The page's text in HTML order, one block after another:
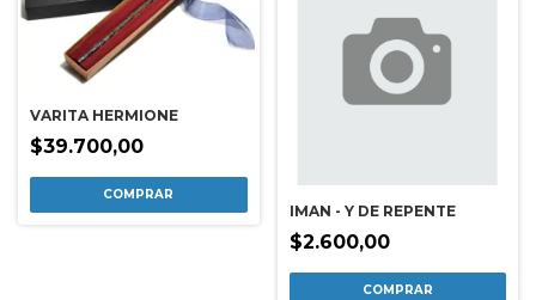
VARITA HERMIONE
$39.700,00
IMAN - Y DE REPENTE
$2.600,00